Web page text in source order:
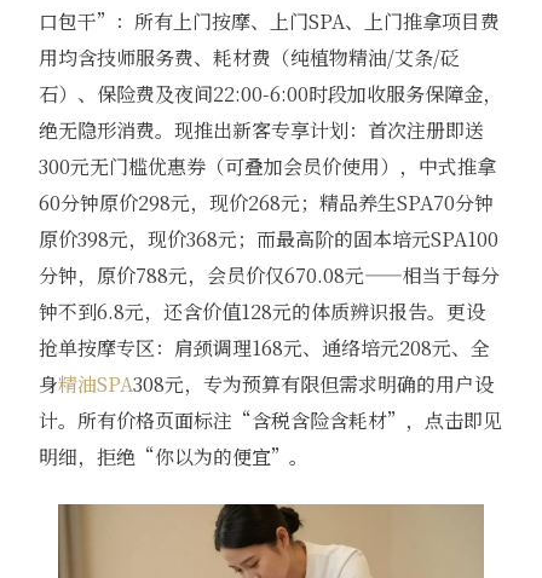
口包干”：所有上门按摩、上门SPA、上门推拿项目费
用均含技师服务费、耗材费（纯植物精油/艾条/砭
石）、保险费及夜间22:00-6:00时段加收服务保障金，
绝无隐形消费。现推出新客专享计划：首次注册即送
300元无门槛优惠券（可叠加会员价使用），中式推拿
60分钟原价298元，现价268元；精品养生SPA70分钟
原价398元，现价368元；而最高阶的固本培元SPA100
分钟，原价788元，会员价仅670.08元——相当于每分
钟不到6.8元，还含价值128元的体质辨识报告。更设
抢单按摩专区：肩颈调理168元、通络培元208元、全
身精油SPA308元，专为预算有限但需求明确的用户设
计。所有价格页面标注“含税含险含耗材”，点击即见
明细，拒绝“你以为的便宜”。